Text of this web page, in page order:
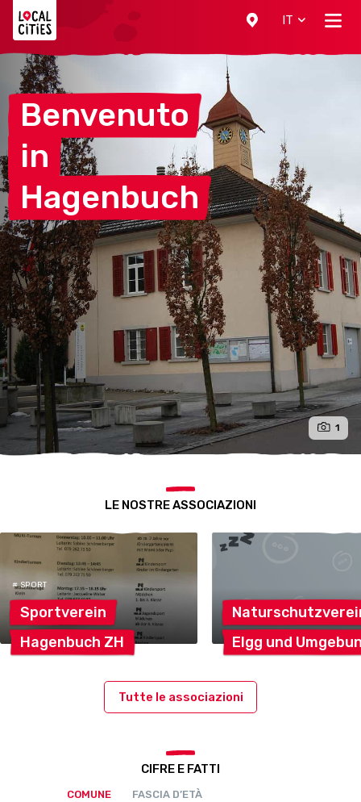
IT
Benvenuto
in
Hagenbuch
1
LE NOSTRE ASSOCIAZIONI
# SPORT
Sportverein
Hagenbuch ZH
Elgg und
Tutte le associazioni
CIFRE E FATTI
COMUNE FASCIA D’ETÀ